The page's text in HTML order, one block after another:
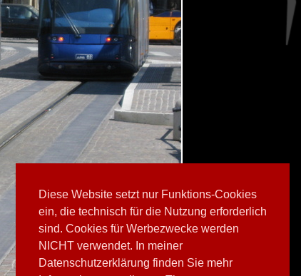
Diese Website setzt nur Funktions-Cookies
ein, die technisch für die Nutzung erforderlich
sind. Cookies für Werbezwecke werden
NICHT verwendet. In meiner
Datenschutzerklärung finden Sie mehr